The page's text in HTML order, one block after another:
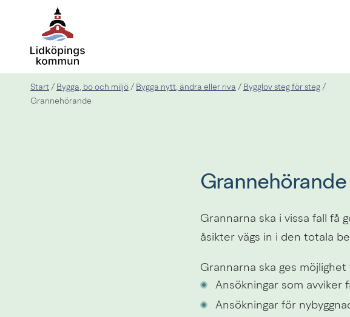
Start / Bygga, bo och miljö / Bygga nytt, ändra eller riva / Bygglov steg för steg /
Grannehörande
Grannarna ska i vissa fall få
åsikter vägs in i den totala
Grannarna ska ges
Ansökningar som avviker
Ansökningar för